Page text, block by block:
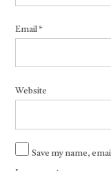
Email*
Website
Save my name,